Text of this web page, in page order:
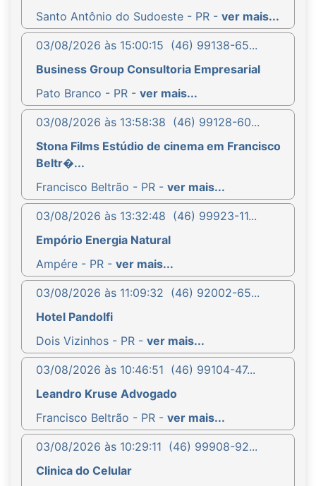
Santo Antônio do Sudoeste - PR - ver mais...
03/08/2026 às 15:00:15 (46) 99138-65...
Business Group Consultoria Empresarial
Pato Branco - PR - ver mais...
03/08/2026 às 13:58:38 (46) 99128-60...
Stona Films Estúdio de cinema em Francisco
Beltr�...
Francisco Beltrão - PR - ver mais...
03/08/2026 às 13:32:48 (46) 99923-11...
Empório Energia Natural
Ampére - PR - ver mais...
03/08/2026 às 11:09:32 (46) 92002-65...
Hotel Pandolfi
Dois Vizinhos - PR - ver mais...
03/08/2026 às 10:46:51 (46) 99104-47...
Leandro Kruse Advogado
Francisco Beltrão - PR - ver mais...
03/08/2026 às 10:29:11 (46) 99908-92...
Clinica do Celular